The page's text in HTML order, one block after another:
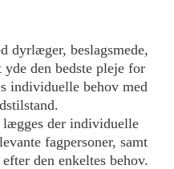
dyrlæger, beslagsmede,
den bedste pleje for
individuelle behov med
lægges der individuelle
fagpersoner, samt
den enkeltes behov.